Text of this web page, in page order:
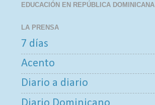
EDUCACIÓN EN REPÚBLICA DOMINICANA
LA PRENSA
7 días
Acento
Diario a diario